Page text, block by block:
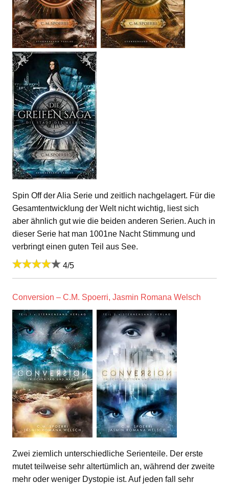
Spin Off der Alia Serie und zeitlich nachgelagert. Für die
Gesamtentwicklung der Welt nicht wichtig, liest sich
aber ähnlich gut wie die beiden anderen Serien. Auch in
dieser Serie hat man 1001ne Nacht Stimmung und
verbringt einen guten Teil aus See.
4/5
Conversion – C.M. Spoerri, Jasmin Romana Welsch
Zwei ziemlich unterschiedliche Serienteile. Der erste
mutet teilweise sehr altertümlich an, während der zweite
mehr oder weniger Dystopie ist. Auf jeden fall sehr